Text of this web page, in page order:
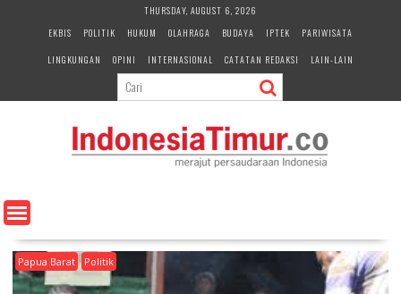
e
n
THURSDAY, AUGUST 6, 2026
EKBIS
POLITIK HUKUM OLAHRAGA BUDAYA IPTEK
PARIWISATA
LINGKUNGAN
OPINI INTERNASIONAL CATATAN REDAKSI LAIN-LAIN
Papua Barat Politik